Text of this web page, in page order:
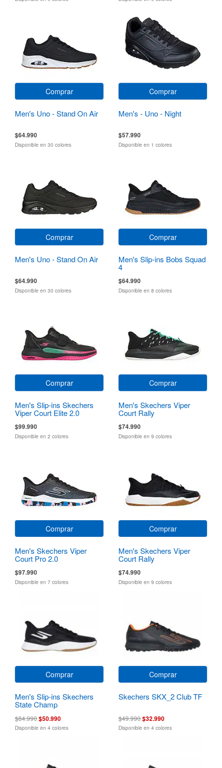
Comprar
Men's Uno - Stand On Air
$64.990
Disponible en 30 colores
Comprar
Men's - Uno - Night
$57.990
Disponible en 1 colores
Comprar
Men's Uno - Stand On Air
$64.990
Disponible en 30 colores
Comprar
Men's Slip-ins Bobs Squad
4
$64.990
Disponible en 8 colores
Comprar
Men's Slip-ins Skechers
Viper Court Elite 2.0
$99.990
Disponible en 2 colores
Comprar
Men's Skechers Viper
Court Rally
$74.990
Disponible en 9 colores
Comprar
Men's Skechers Viper
Court Pro 2.0
$97.990
Disponible en 7 colores
Comprar
Men's Skechers Viper
Court Rally
$74.990
Disponible en 9 colores
Comprar
Men's Slip-ins Skechers
State Champ
$84.990$50.990
Disponible en 4 colores
Comprar
Skechers SKX_2 Club TF
$49.990$32.990
Disponible en 4 colores